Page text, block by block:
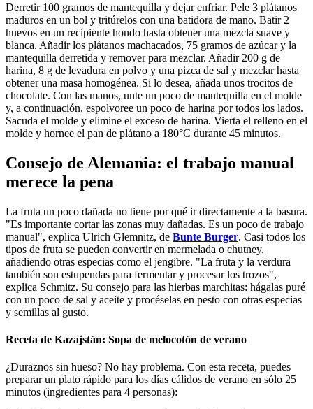
Derretir 100 gramos de mantequilla y dejar enfriar. Pele 3 plátanos
maduros en un bol y tritúrelos con una batidora de mano. Batir 2
huevos en un recipiente hondo hasta obtener una mezcla suave y
blanca. Añadir los plátanos machacados, 75 gramos de azúcar y la
mantequilla derretida y remover para mezclar. Añadir 200 g de
harina, 8 g de levadura en polvo y una pizca de sal y mezclar hasta
obtener una masa homogénea. Si lo desea, añada unos trocitos de
chocolate. Con las manos, unte un poco de mantequilla en el molde
y, a continuación, espolvoree un poco de harina por todos los lados.
Sacuda el molde y elimine el exceso de harina. Vierta el relleno en el
molde y hornee el pan de plátano a 180°C durante 45 minutos.
Consejo de Alemania: el trabajo manual
merece la pena
La fruta un poco dañada no tiene por qué ir directamente a la basura.
"Es importante cortar las zonas muy dañadas. Es un poco de trabajo
manual", explica Ulrich Glemnitz, de Bunte Burger. Casi todos los
tipos de fruta se pueden convertir en mermelada o chutney,
añadiendo otras especias como el jengibre. "La fruta y la verdura
también son estupendas para fermentar y procesar los trozos",
explica Schmitz. Su consejo para las hierbas marchitas: hágalas puré
con un poco de sal y aceite y procéselas en pesto con otras especias
y semillas al gusto.
Receta de Kazajstán: Sopa de melocotón de verano
¿Duraznos sin hueso? No hay problema. Con esta receta, puedes
preparar un plato rápido para los días cálidos de verano en sólo 25
minutos (ingredientes para 4 personas):